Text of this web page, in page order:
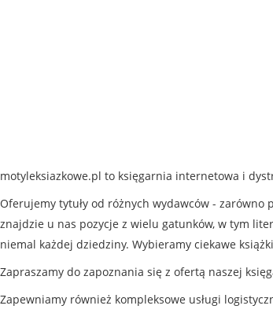
motyleksiazkowe.pl to księgarnia internetowa i
Oferujemy tytuły od różnych wydawców -
znajdzie u nas pozycje z wielu gatunków, w tym
niemal każdej dziedziny. Wybieramy ciekawe
Zapraszamy do zapoznania się z ofertą naszej
Zapewniamy również kompleksowe usługi